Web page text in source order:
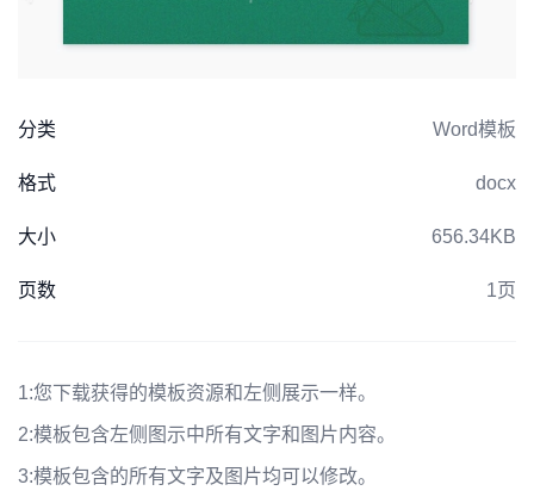
分类 Word模板
格式 docx
大小 656.34KB
页数 1页
1:您下载获得的模板资源和左侧展示一样。
2:模板包含左侧图示中所有文字和图片内容。
3:模板包含的所有文字及图片均可以修改。